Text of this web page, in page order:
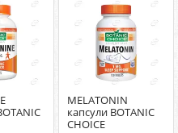
MELATONIN
капсули BOTANIC
CHOICE